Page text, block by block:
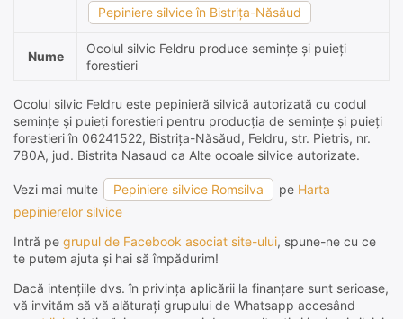
Pepiniere silvice în Bistrița-Năsăud
Nume
Ocolul silvic Feldru produce semințe și puieți
forestieri
Ocolul silvic Feldru este pepinieră silvică autorizată cu codul
semințe și puieți forestieri pentru producția de semințe și puieți
forestieri în 06241522, Bistrița-Năsăud, Feldru, str. Pietris, nr.
780A, jud. Bistrita Nasaud ca Alte ocoale silvice autorizate.
Vezi mai multe Pepiniere silvice Romsilva pe Harta
pepinierelor silvice
Intră pe grupul de Facebook asociat site-ului, spune-ne cu ce
te putem ajuta și hai să împădurim!
Dacă intențiile dvs. în privința aplicării la finanțare sunt serioase,
vă invităm să vă alăturați grupului de Whatsapp accesând